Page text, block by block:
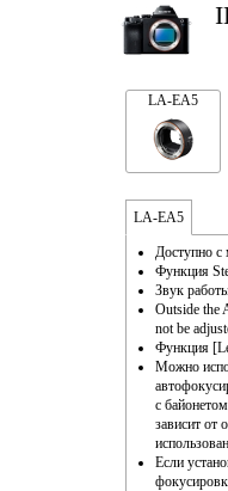
LA-EA5
LA-EA5
Доступно с
Функция
Звук
Outside the
not be
Функция
Можно
с
зависит от
Если